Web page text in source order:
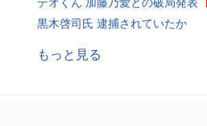
黒木啓司氏 逮捕されていたか
もっと見る